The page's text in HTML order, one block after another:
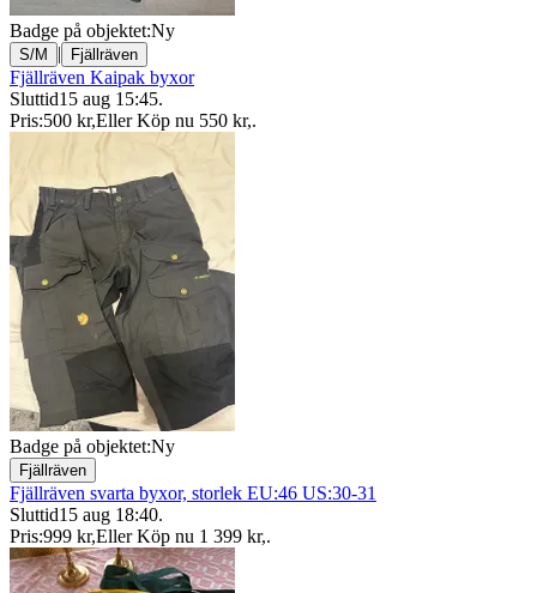
Badge på objektet:Ny
S/M | Fjällräven
Fjällräven Kaipak byxor
Sluttid15 aug 15:45.
Pris:500 kr,Eller Köp nu 550 kr,.
Badge på objektet:Ny
Fjällräven
Fjällräven svarta byxor, storlek EU:46 US:30-31
Sluttid15 aug 18:40.
Pris:999 kr,Eller Köp nu 1 399 kr,.